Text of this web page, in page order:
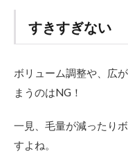
すきすぎない
ボリューム調整や、広
まうのはNG！
一見、毛量が減ったり
すよね。